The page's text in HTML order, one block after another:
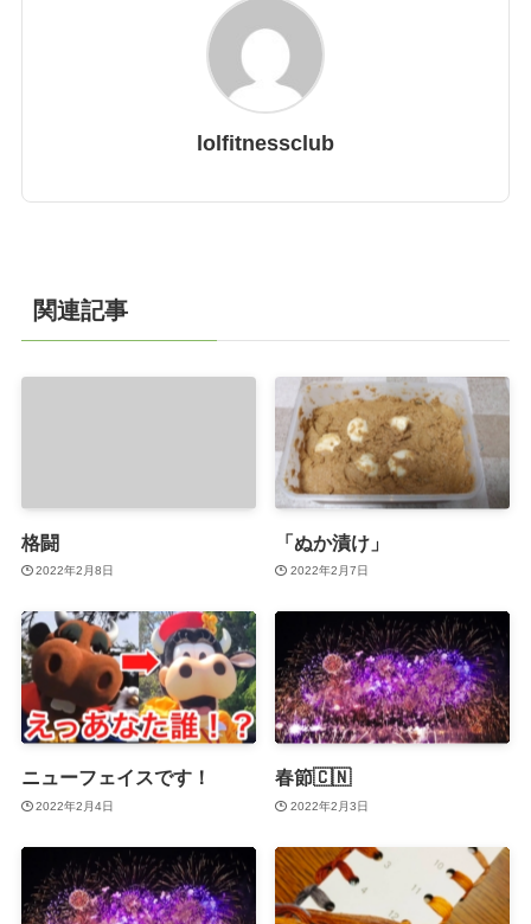
lolfitnessclub
関連記事
格闘
2022年2月8日
「ぬか漬け」
2022年2月7日
ニューフェイスです！
2022年2月4日
春節🇨🇳
2022年2月3日